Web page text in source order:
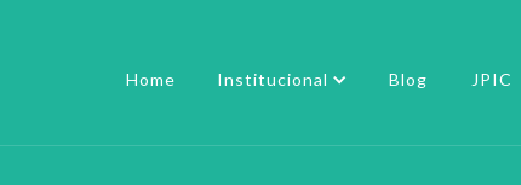
Home Institucional Blog JPIC